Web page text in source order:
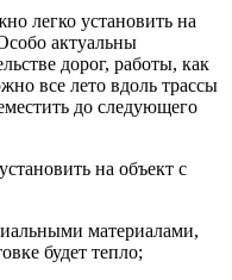
легко установить на
актуальны
дорог, работы, как
все лето вдоль трассы
до следующего
на объект с
материалами,
будет тепло;